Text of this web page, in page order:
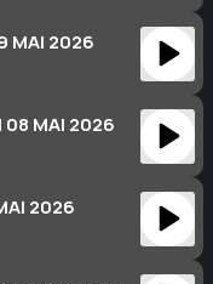
MAI 2026
08 MAI 2026
2026